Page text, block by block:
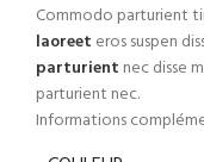
Commodo parturient
laoreet eros suspen
parturient nec disse
parturient nec.
Informations